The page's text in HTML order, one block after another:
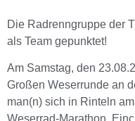
Die Radrenngruppe der
als Team gepunktet!
Am Samstag, den
Großen Weserrunde an
man(n) sich in Rinteln